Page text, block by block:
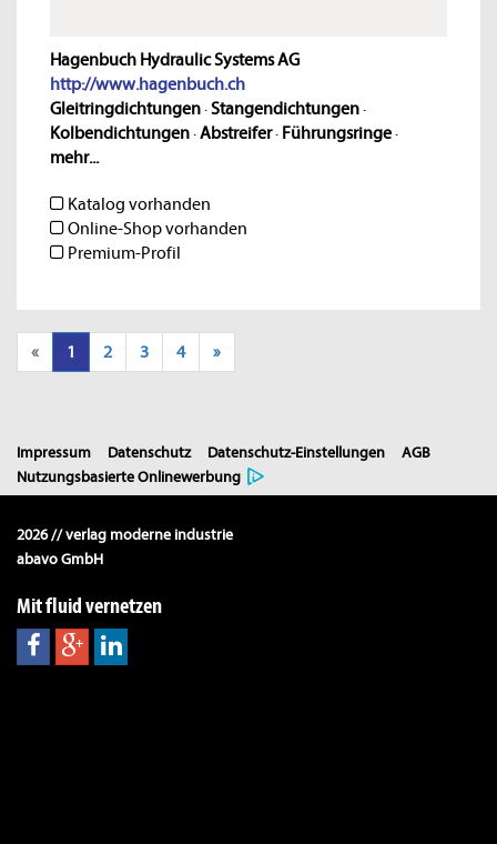
Hagenbuch Hydraulic Systems AG
http://www.hagenbuch.ch
Gleitringdichtungen·Stangendichtungen·
Kolbendichtungen·Abstreifer· Führungsringe·
mehr...
Katalog vorhanden
Online-Shop vorhanden
Premium-Profil
« 1 2 3 4 »
Impressum Datenschutz Datenschutz-Einstellungen
AGB
Nutzungsbasierte Onlinewerbung
2026 // verlag moderne industrie
abavo GmbH
Mit fluid vernetzen